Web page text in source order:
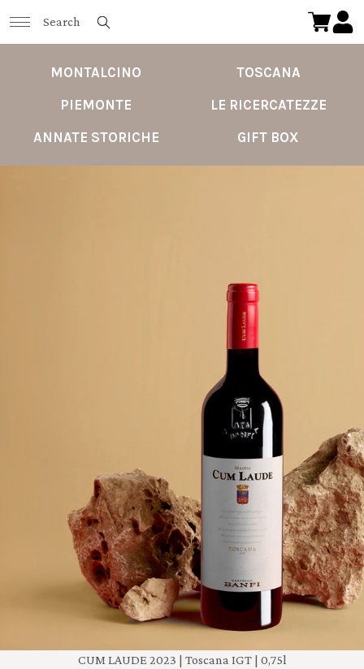
MONTALCINO
TOSCANA
PIEMONTE
LE RICERCATEZZE
ANNATE STORICHE
GIFT BOX
CUM LAUDE 2023 | Toscana IGT | 0,75l